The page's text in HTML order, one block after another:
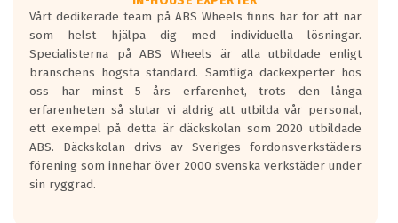
Betygsskalan är satt A till F. Där A påvisar
den kortaste bromssträckan och F är den
längsta.
Inga D eller G betyg delas ut för
personbilar och lätta lastbilar.
Betyget sätts efter ett test där däcken
skall bromsa in på en väg där det ligger
0.5-1.5 mm vatten.
I 80km/h kommer skillnaden på
Vårt dedikerade team på ABS Wheels finns här för att när
som helst hjälpa dig med individuella lösningar.
Specialisterna på ABS Wheels är alla utbildade enligt
branschens högsta standard. Samtliga däckexperter hos
oss har minst 5 års erfarenhet, trots den långa
erfarenheten så slutar vi aldrig att utbilda vår personal,
ett exempel på detta är däckskolan som 2020 utbildade
ABS. Däckskolan drivs av Sveriges fordonsverkstäders
förening som innehar över 2000 svenska verkstäder under
sin ryggrad.